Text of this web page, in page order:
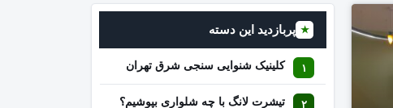
★ پربازدید این دسته
کلینیک شنوایی سنجی شرق تهران
تیشرت لانگ با چه شلواری بپوشیم؟